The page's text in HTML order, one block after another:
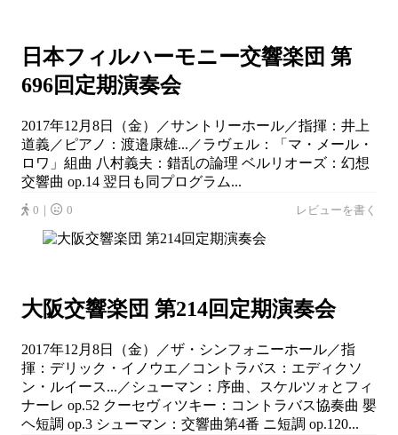
日本フィルハーモニー交響楽団 第
696回定期演奏会
2017年12月8日（金）／サントリーホール／指揮：井上
道義／ピアノ：渡邉康雄...／ラヴェル：「マ・メール・
ロワ」組曲 八村義夫：錯乱の論理 ベルリオーズ：幻想
交響曲 op.14 翌日も同プログラム...
0｜ 0 レビューを書く
大阪交響楽団 第214回定期演奏会
2017年12月8日（金）／ザ・シンフォニーホール／指
揮：デリック・イノウエ／コントラバス：エディクソ
ン・ルイース...／シューマン：序曲、スケルツォとフィ
ナーレ op.52 クーセヴィツキー：コントラバス協奏曲 嬰
ヘ短調 op.3 シューマン：交響曲第4番 ニ短調 op.120...